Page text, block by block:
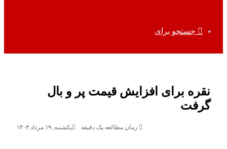
جستجو برای
نقره برای افزایش قیمت پر و بال
گرفت
یکشنبه, ۱۹ مرداد ۱۴۰۴ زمان مطالعه یک دقیقه